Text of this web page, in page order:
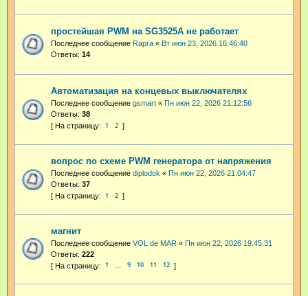
простейшая PWM на SG3525A не работает
Последнее сообщение Rapra « Вт июн 23, 2026 16:46:40
Ответы: 14
Автоматизация на концевых выключателях
Последнее сообщение gsmart « Пн июн 22, 2026 21:12:56
Ответы: 38
1 2
вопрос по схеме PWM генератора от напряжения
Последнее сообщение diplodok « Пн июн 22, 2026 21:04:47
Ответы: 37
1 2
магнит
Последнее сообщение VOL de MAR « Пн июн 22, 2026 19:45:31
Ответы: 222
1 9 10 11 12